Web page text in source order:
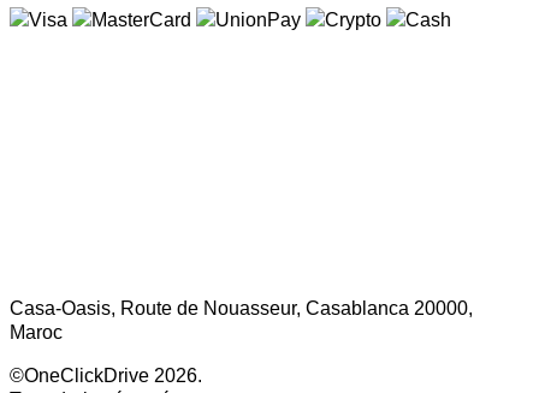
Casa-Oasis, Route de Nouasseur, Casablanca 20000,
Maroc
©OneClickDrive 2026.